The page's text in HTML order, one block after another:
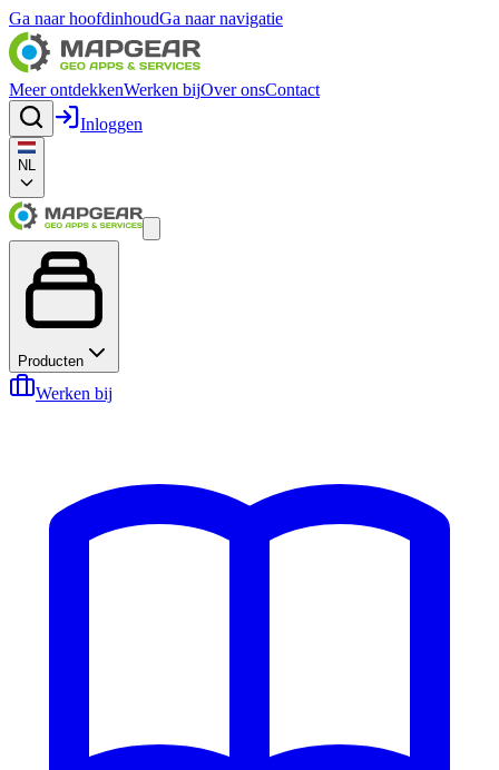
Ga naar hoofdinhoudGa naar navigatie
Meer ontdekkenWerken bijOver onsContact
Inloggen
NL
Producten
Werken bij